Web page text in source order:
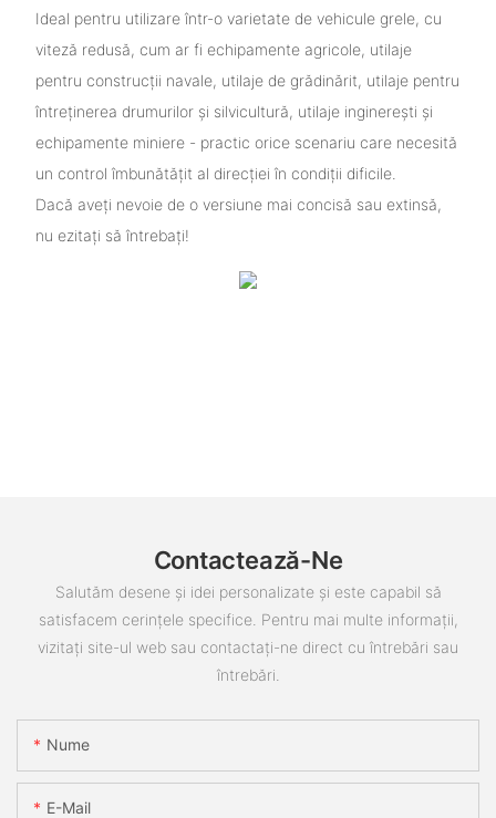
Ideal pentru utilizare într-o varietate de vehicule grele, cu
viteză redusă, cum ar fi echipamente agricole, utilaje
pentru construcții navale, utilaje de grădinărit, utilaje pentru
întreținerea drumurilor și silvicultură, utilaje inginerești și
echipamente miniere - practic orice scenariu care necesită
un control îmbunătățit al direcției în condiții dificile.
Dacă aveți nevoie de o versiune mai concisă sau extinsă,
nu ezitați să întrebați!
Contactează-Ne
Salutăm desene și idei personalizate și este capabil să
satisfacem cerințele specifice. Pentru mai multe informații,
vizitați site-ul web sau contactați-ne direct cu întrebări sau
întrebări.
Nume
E-Mail